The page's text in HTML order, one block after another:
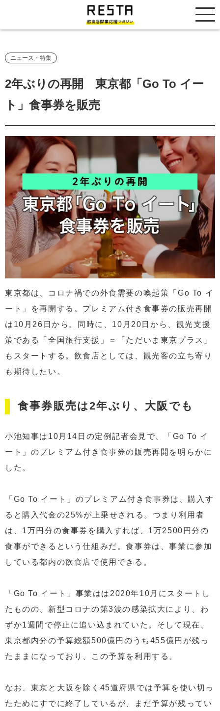
居抜き売却市場
ニュース・特集
2年ぶりの再開 東京都「Go To イー
ト」食事券を販売
東京都は、コロナ禍での外食需要の喚起策「Go To イ
ート」を再開する。プレミアム付き食事券の販売再開
は10月26日から。同時に、10月20日から、観光支援
策である「全国旅行支援」＝「ただいま東京プラス」
もスタートする。飲食店としては、観光客の立ち寄り
も期待したい。
食事券販売は2年ぶり、大阪でも
小池知事は10月14日の定例記者会見で、「Go To イ
ート」のプレミアム付き食事券の販売再開を明らかに
した。
「Go To イート」のプレミアム付き食事券は、購入す
ると購入代金の25%が上乗せされる。つまり利用者
は、1万円分の食事券を購入すれば、1万2500円分の
食事ができるという仕組みだ。食事券は、事業に参加
している都内の飲食店で使用できる。
「Go To イート」事業はは2020年10月にスタートし
たものの、新型コロナの第3波の感染拡大により、わ
ずか1週間で停止に追い込まれていた。そして現在、
東京都内分の予算総額500億円のうち455億円が残っ
たままになっており、この予算を利用する。
なお、東京と大阪を除く45道府県では予算を使い切っ
たためにすでに終了しているが、まだ予算が残ってい